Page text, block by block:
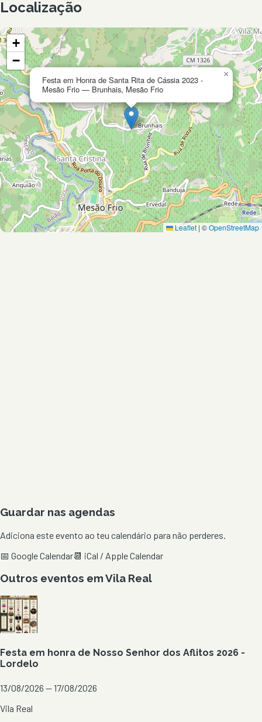
Localização
Festa em Honra de Santa Rita de Cássia 2023 -
Mesão Frio — Brunhais, Mesão Frio
×
+
−
Leaflet | ©OpenStreetMap
Guardar nas agendas
Adiciona este evento ao teu calendário para não perderes.
📅 Google Calendar📆 iCal / Apple Calendar
Outros eventos emVila Real
Festa em honra de Nosso Senhor dos Aflitos 2026 -
Lordelo
13/08/2026 — 17/08/2026
Vila Real